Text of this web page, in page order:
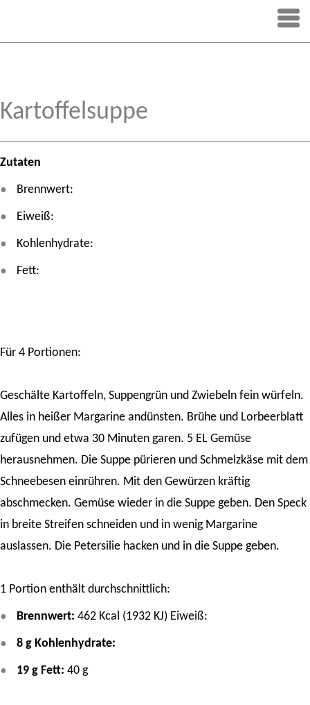
Kartoffelsuppe
Zutaten
Brennwert:
Eiweiß:
Kohlenhydrate:
Fett:
Für 4 Portionen:
Geschälte Kartoffeln, Suppengrün und Zwiebeln fein würfeln.
Alles in heißer Margarine andünsten. Brühe und Lorbeerblatt
zufügen und etwa 30 Minuten garen. 5 EL Gemüse
herausnehmen. Die Suppe pürieren und Schmelzkäse mit dem
Schneebesen einrühren. Mit den Gewürzen kräftig
abschmecken. Gemüse wieder in die Suppe geben. Den Speck
in breite Streifen schneiden und in wenig Margarine
auslassen. Die Petersilie hacken und in die Suppe geben.
1 Portion enthält durchschnittlich:
Brennwert: 462 Kcal (1932 KJ) Eiweiß:
8 g Kohlenhydrate:
19 g Fett: 40 g